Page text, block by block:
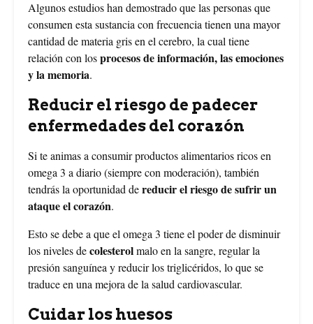
Algunos estudios han demostrado que las personas que
consumen esta sustancia con frecuencia tienen una mayor
cantidad de materia gris en el cerebro, la cual tiene
relación con losprocesos de información, las emociones
y la memoria.
Reducir el riesgo de padecer
enfermedades del corazón
Si te animas a consumir productos alimentarios ricos en
omega 3 a diario (siempre con moderación), también
tendrás la oportunidad dereducir el riesgo de sufrir un
ataque el corazón.
Esto se debe a que el omega 3 tiene el poder de disminuir
los niveles decolesterolmalo en la sangre, regular la
presión sanguínea y reducir los triglicéridos, lo que se
traduce en una mejora de la salud cardiovascular.
Cuidar los huesos